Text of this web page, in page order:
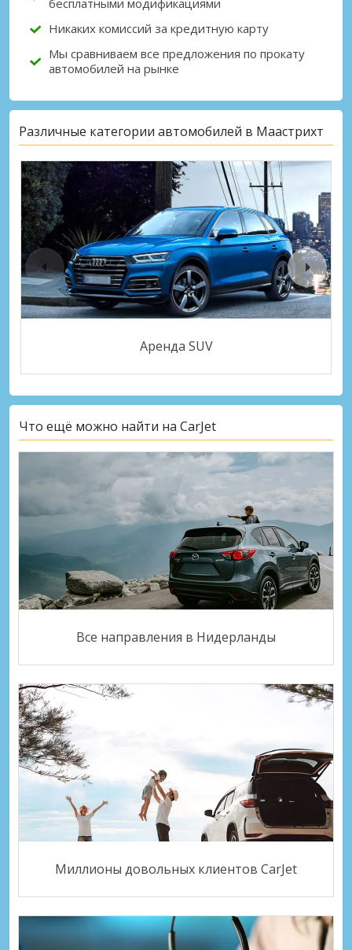
бесплатными модификациями
Никаких комиссий за кредитную карту
Мы сравниваем все предложения по прокату
автомобилей на рынке
Различные категории автомобилей в Маастрихт
Аренда SUV
Что ещё можно найти на CarJet
Все направления в Нидерланды
Миллионы довольных клиентов CarJet